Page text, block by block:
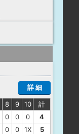
詳 細
8 9 10
計
0 0 0
4
0 0 1X
5